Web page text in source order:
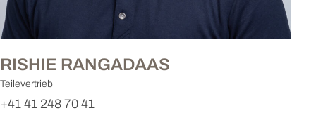
RISHIE RANGADAAS
Teilevertrieb
+41 41 248 70 41